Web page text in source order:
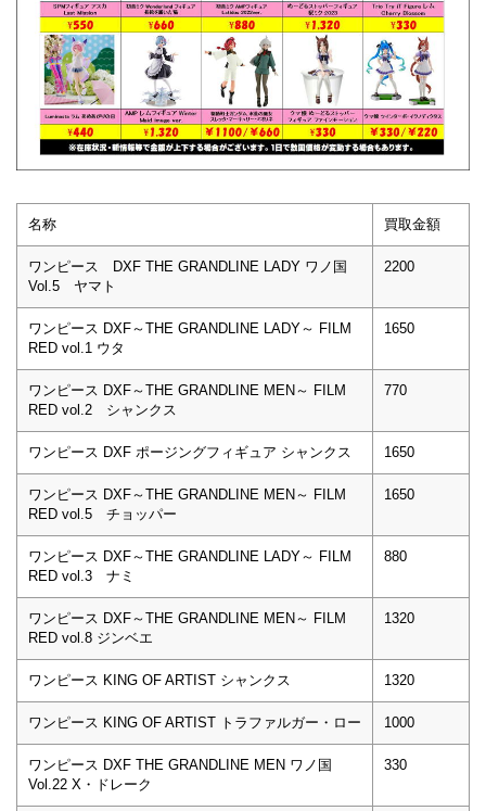
名称 買取金額
ワンピース DXF THE GRANDLINE LADY ワノ国
Vol.5 ヤマト
2200
ワンピース DXF～THE GRANDLINE LADY～ FILM
RED vol.1 ウタ
1650
ワンピース DXF～THE GRANDLINE MEN～ FILM
RED vol.2 シャンクス
770
ワンピース DXF ポージングフィギュア シャンクス 1650
ワンピース DXF～THE GRANDLINE MEN～ FILM
RED vol.5 チョッパー
1650
ワンピース DXF～THE GRANDLINE LADY～ FILM
RED vol.3 ナミ
880
ワンピース DXF～THE GRANDLINE MEN～ FILM
RED vol.8 ジンベエ
1320
ワンピース KING OF ARTIST シャンクス 1320
ワンピース KING OF ARTIST トラファルガー・ロー 1000
ワンピース DXF THE GRANDLINE MEN ワノ国
Vol.22 X・ドレーク
330